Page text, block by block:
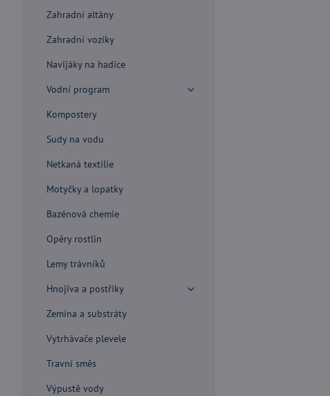
Zahradní altány
Zahradní vozíky
Navijáky na hadice
Vodní program
Kompostery
Sudy na vodu
Netkaná textilie
Motyčky a lopatky
Bazénová chemie
Opěry rostlin
Lemy trávníků
Hnojiva a postřiky
Zemina a substráty
Vytrhávače plevele
Travní směs
Výpustě vody